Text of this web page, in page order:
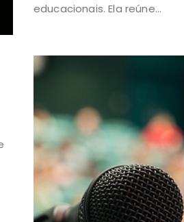
educacionais. Ela reúne...